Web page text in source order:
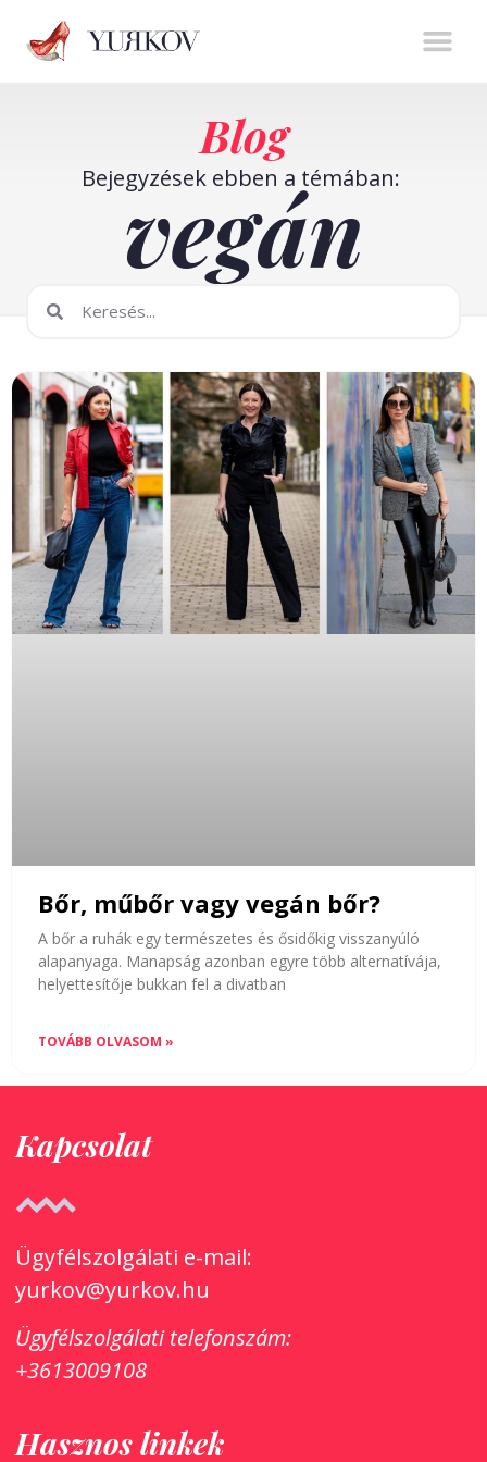
Blog
Bejegyzések ebben a témában:
vegán
Bőr, műbőr vagy vegán bőr?
A bőr a ruhák egy természetes és ősidőkig visszanyúló
alapanyaga. Manapság azonban egyre több alternatívája,
helyettesítője bukkan fel a divatban
TOVÁBB OLVASOM »
Kapcsolat
Ügyfélszolgálati e-mail:
yurkov@yurkov.hu
Ügyfélszolgálatitelefonszám:
+3613009108
Hasznos linkek